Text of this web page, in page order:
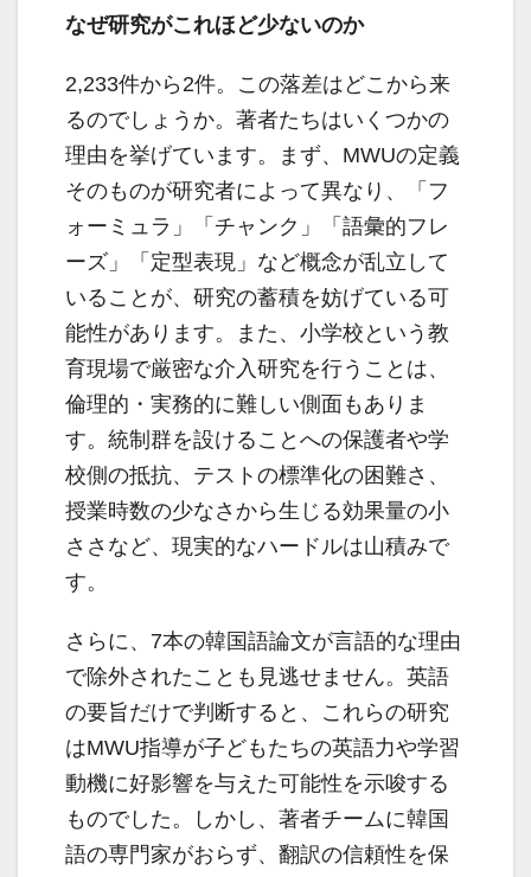
なぜ研究がこれほど少ないのか
2,233件から2件。この落差はどこから来
るのでしょうか。著者たちはいくつかの
理由を挙げています。まず、MWUの定義
そのものが研究者によって異なり、「フ
ォーミュラ」「チャンク」「語彙的フレ
ーズ」「定型表現」など概念が乱立して
いることが、研究の蓄積を妨げている可
能性があります。また、小学校という教
育現場で厳密な介入研究を行うことは、
倫理的・実務的に難しい側面もありま
す。統制群を設けることへの保護者や学
校側の抵抗、テストの標準化の困難さ、
授業時数の少なさから生じる効果量の小
ささなど、現実的なハードルは山積みで
す。
さらに、7本の韓国語論文が言語的な理由
で除外されたことも見逃せません。英語
の要旨だけで判断すると、これらの研究
はMWU指導が子どもたちの英語力や学習
動機に好影響を与えた可能性を示唆する
ものでした。しかし、著者チームに韓国
語の専門家がおらず、翻訳の信頼性を保